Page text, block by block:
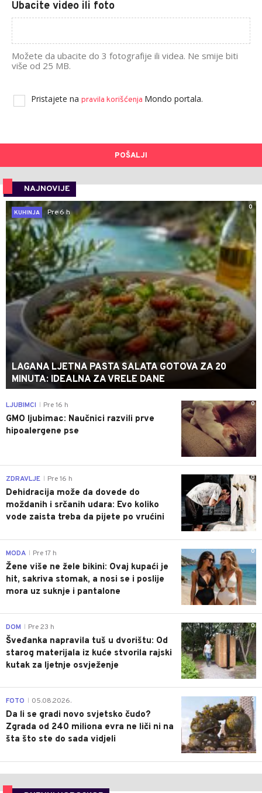
Ubacite video ili foto
Možete da ubacite do 3 fotografije ili videa. Ne smije biti
više od 25 MB.
Pristajete na pravila korišćenja Mondo portala.
POŠALJI
NAJNOVIJE
0
KUHINJA
Pre 6 h
LAGANA LJETNA PASTA SALATA GOTOVA ZA 20
MINUTA: IDEALNA ZA VRELE DANE
0
LJUBIMCI Pre 16 h
GMO ljubimac: Naučnici razvili prve
hipoalergene pse
0
ZDRAVLJE Pre 16 h
Dehidracija može da dovede do
moždanih i srčanih udara: Evo koliko
vode zaista treba da pijete po vrućini
0
MODA Pre 17 h
Žene više ne žele bikini: Ovaj kupaći je
hit, sakriva stomak, a nosi se i poslije
mora uz suknje i pantalone
0
DOM Pre 23 h
Šveđanka napravila tuš u dvorištu: Od
starog materijala iz kuće stvorila rajski
kutak za ljetnje osvježenje
0
FOTO 05.08.2026.
Da li se gradi novo svjetsko čudo?
Zgrada od 240 miliona evra ne liči ni na
šta što ste do sada vidjeli